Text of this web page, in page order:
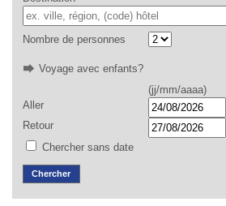
Nombre de personnes
Voyage avec enfants?
(jj/mm/aaaa)
Aller
Retour
Chercher sans date
Chercher